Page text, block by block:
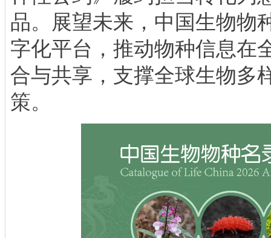
品。展望未来，中国生物物
字化平台，推动物种信息在
合与共享，支撑全球生物多
策。